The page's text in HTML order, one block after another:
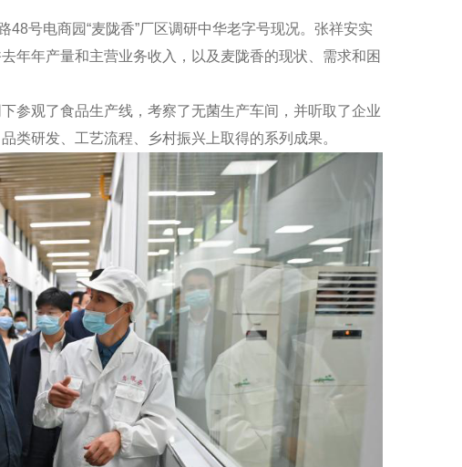
号电商园“麦陇香”厂区调研中华老字号现况。张祥安实
年年产量和主营业务收入，以及麦陇香的现状、需求和困
参观了食品生产线，考察了无菌生产车间，并听取了企业
类研发、工艺流程、乡村振兴上取得的系列成果。